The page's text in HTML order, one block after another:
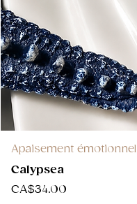
Apaisement émotionnel
Calypsea
Price
CA$34.00